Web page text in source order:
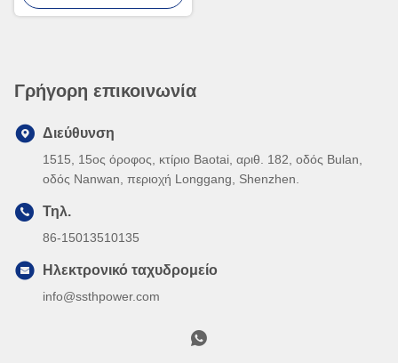
Γρήγορη επικοινωνία
Διεύθυνση
1515, 15ος όροφος, κτίριο Baotai, αριθ. 182, οδός Bulan,
οδός Nanwan, περιοχή Longgang, Shenzhen.
Τηλ.
86-15013510135
Ηλεκτρονικό ταχυδρομείο
info@ssthpower.com